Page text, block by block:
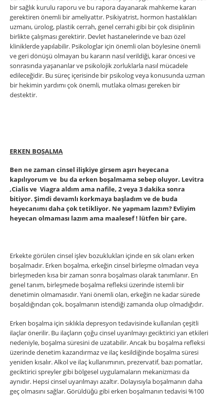
bir sağlık kurulu raporu ve bu rapora dayanarak mahkeme kararı
gerektiren önemli bir ameliyattır. Psikiyatrist, hormon hastalıkları
uzmanı, ürolog, plastik cerrah, genel cerrahi gibi bir çok disiplinin
birlikte çalışması gerektirir. Devlet hastanelerinde ve bazı özel
kliniklerde yapılabilir. Psikologlar için önemli olan böylesine önemli
ve geri dönüşü olmayan bu kararın nasıl verildiği, karar öncesi ve
sonrasında yaşananlar ve psikolojik zorluklarla nasıl mücadele
edileceğidir. Bu süreç içerisinde bir psikolog veya konusunda uzman
bir hekimin yardımı çok önemli, mutlaka olması gereken bir
destektir.
ERKEN BOŞALMA
Ben ne zaman cinsel ilişkiye girsem aşırı heyecana
kapılıyorum ve bu da erken boşalmama sebep oluyor. Levitra
,Cialis ve Viagra aldım ama nafile, 2 veya 3 dakika sonra
bitiyor. Şimdi devamlı korkmaya başladım ve de buda
heyecanımı daha çok tetikliyor. Ne yapmam lazım? Evliyim
heyecan olmaması lazım ama maalesef ! lütfen bir çare.
Erkekte görülen cinsel işlev bozuklukları içinde en sık olanı erken
boşalmadır. Erken boşalma, erkeğin cinsel birleşme olmadan veya
birleşmeden kısa bir zaman sonra boşalması olarak tanımlanır. En
genel tanım, birleşmede boşalma refleksi üzerinde istemli bir
denetimin olmamasıdır. Yani önemli olan, erkeğin ne kadar sürede
boşaldığından çok, boşalmanın istendiği zamanda olup olmadığıdır.
Erken boşalma için sıklıkla depresyon tedavisinde kullanılan çeşitli
ilaçlar önerilir. Bu ilaçların çoğu cinsel uyarılmayı geciktirici yan etkileri
nedeniyle, boşalma süresini de uzatabilir. Ancak bu boşalma refleksi
üzerinde denetim kazandırmaz ve ilaç kesildiğinde boşalma süresi
yeniden kısalır. Alkol ve ilaç kullanımının, prezervatif, bazı pomatlar,
geciktirici spreyler gibi bölgesel uygulamaların mekanizması da
aynıdır. Hepsi cinsel uyarılmayı azaltır. Dolayısıyla boşalmanın daha
geç olmasını sağlar. Görüldüǧü gibi erken boşalmanın tedavisi %100